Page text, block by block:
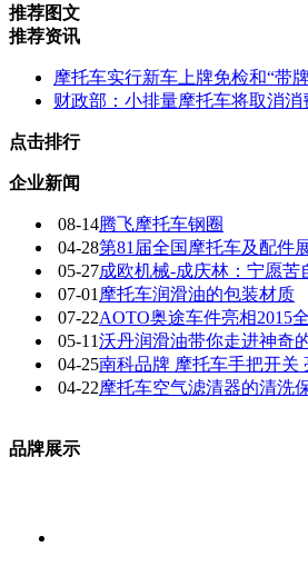
推荐图文
推荐资讯
摩托车实行新车上牌免检和“带
财政部：小排量摩托车将取消消
点击排行
企业新闻
08-14腾飞摩托车钢圈
04-28第81届全国摩托车及配件
05-27成欧机械-成庆林：宁愿苦
07-01 摩托车润滑油的包装材质
07-22AOTO奥途车件亮相2015
05-11沃丹润滑油带你走进神奇
04-25南科品牌 摩托车手把开关
04-22摩托车空气滤清器的清洗
品牌展示